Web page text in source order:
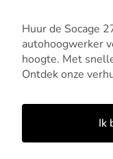
Huur de Socage
autohoogwerker
hoogte. Met
Ontdek onze
Ik